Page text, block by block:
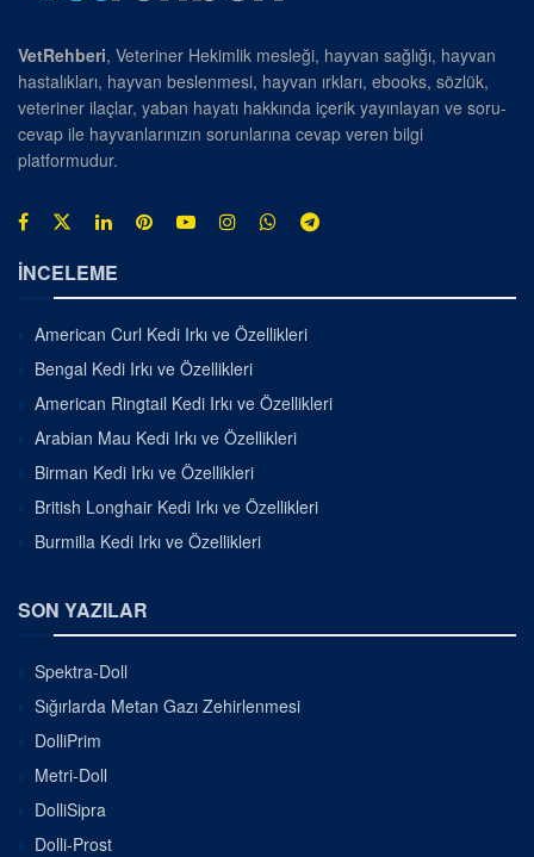
VetRehberi, Veteriner Hekimlik mesleği, hayvan sağlığı, hayvan
hastalıkları, hayvan beslenmesi, hayvan ırkları, ebooks, sözlük,
veteriner ilaçlar, yaban hayatı hakkında içerik yayınlayan ve soru-
cevap ile hayvanlarınızın sorunlarına cevap veren bilgi
platformudur.
İNCELEME
American Curl Kedi Irkı ve Özellikleri
Bengal Kedi Irkı ve Özellikleri
American Ringtail Kedi Irkı ve Özellikleri
Arabian Mau Kedi Irkı ve Özellikleri
Birman Kedi Irkı ve Özellikleri
British Longhair Kedi Irkı ve Özellikleri
Burmilla Kedi Irkı ve Özellikleri
SON YAZILAR
Spektra-Doll
Sığırlarda Metan Gazı Zehirlenmesi
DolliPrim
Metri-Doll
DolliSipra
Dolli-Prost